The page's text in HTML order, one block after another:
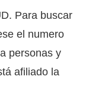
Para buscar
el numero
personas y
afiliado la